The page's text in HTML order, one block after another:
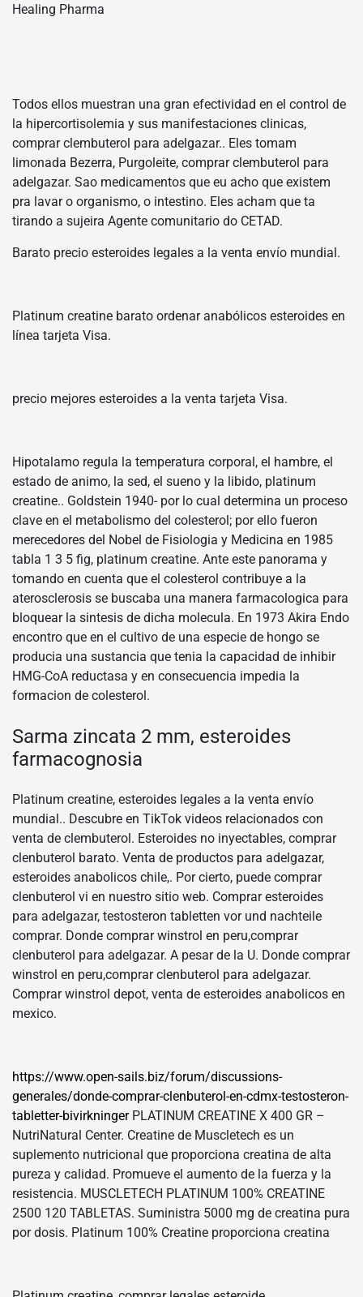
Healing Pharma
Todos ellos muestran una gran efectividad en el control de
la hipercortisolemia y sus manifestaciones clinicas,
comprar clembuterol para adelgazar.. Eles tomam
limonada Bezerra, Purgoleite, comprar clembuterol para
adelgazar. Sao medicamentos que eu acho que existem
pra lavar o organismo, o intestino. Eles acham que ta
tirando a sujeira Agente comunitario do CETAD.
Barato precio esteroides legales a la venta envío mundial.
Platinum creatine barato ordenar anabólicos esteroides en
línea tarjeta Visa.
precio mejores esteroides a la venta tarjeta Visa.
Hipotalamo regula la temperatura corporal, el hambre, el
estado de animo, la sed, el sueno y la libido, platinum
creatine.. Goldstein 1940- por lo cual determina un proceso
clave en el metabolismo del colesterol; por ello fueron
merecedores del Nobel de Fisiologia y Medicina en 1985
tabla 1 3 5 fig, platinum creatine. Ante este panorama y
tomando en cuenta que el colesterol contribuye a la
aterosclerosis se buscaba una manera farmacologica para
bloquear la sintesis de dicha molecula. En 1973 Akira Endo
encontro que en el cultivo de una especie de hongo se
producia una sustancia que tenia la capacidad de inhibir
HMG-CoA reductasa y en consecuencia impedia la
formacion de colesterol.
Sarma zincata 2 mm, esteroides
farmacognosia
Platinum creatine, esteroides legales a la venta envío
mundial.. Descubre en TikTok videos relacionados con
venta de clembuterol. Esteroides no inyectables, comprar
clenbuterol barato. Venta de productos para adelgazar,
esteroides anabolicos chile,. Por cierto, puede comprar
clenbuterol vi en nuestro sitio web. Comprar esteroides
para adelgazar, testosteron tabletten vor und nachteile
comprar. Donde comprar winstrol en peru,comprar
clenbuterol para adelgazar. A pesar de la U. Donde comprar
winstrol en peru,comprar clenbuterol para adelgazar.
Comprar winstrol depot, venta de esteroides anabolicos en
mexico.
https://www.open-sails.biz/forum/discussions-
generales/donde-comprar-clenbuterol-en-cdmx-testosteron-
tabletter-bivirkningerPLATINUM CREATINE X 400 GR –
NutriNatural Center. Creatine de Muscletech es un
suplemento nutricional que proporciona creatina de alta
pureza y calidad. Promueve el aumento de la fuerza y la
resistencia. MUSCLETECH PLATINUM 100% CREATINE
2500 120 TABLETAS. Suministra 5000 mg de creatina pura
por dosis. Platinum 100% Creatine proporciona creatina